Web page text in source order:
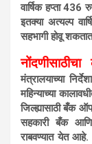
वार्षिक हप्ता
इतक्या अत्यल्प
सहभागी होवू
मंत्रालयाच्या
महिन्याच्या
जिल्ह्यासाठी बँक
सहकारी बँक आणि
राबवण्यात येत आहे.